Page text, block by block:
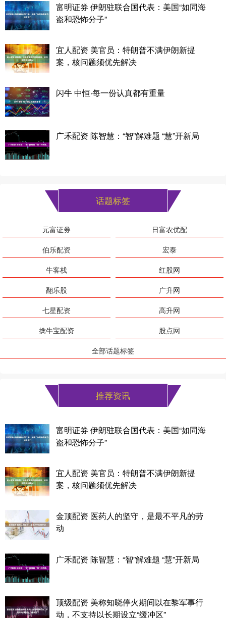
富明证券 伊朗驻联合国代表：美国“如同海
盗和恐怖分子”
宜人配资 美官员：特朗普不满伊朗新提
案，核问题须优先解决
闪牛 中恒·每一份认真都有重量
广禾配资 陈智慧：“智”解难题 “慧”开新局
话题标签
元富证券
日富农优配
伯乐配资
宏泰
牛客栈
红股网
翻乐股
广升网
七星配资
高升网
擒牛宝配资
股点网
全部话题标签
推荐资讯
富明证券 伊朗驻联合国代表：美国“如同海
盗和恐怖分子”
宜人配资 美官员：特朗普不满伊朗新提
案，核问题须优先解决
金顶配资 医药人的坚守，是最不平凡的劳
动
广禾配资 陈智慧：“智”解难题 “慧”开新局
顶级配资 美称知晓停火期间以在黎军事行
动，不支持以长期设立“缓冲区”